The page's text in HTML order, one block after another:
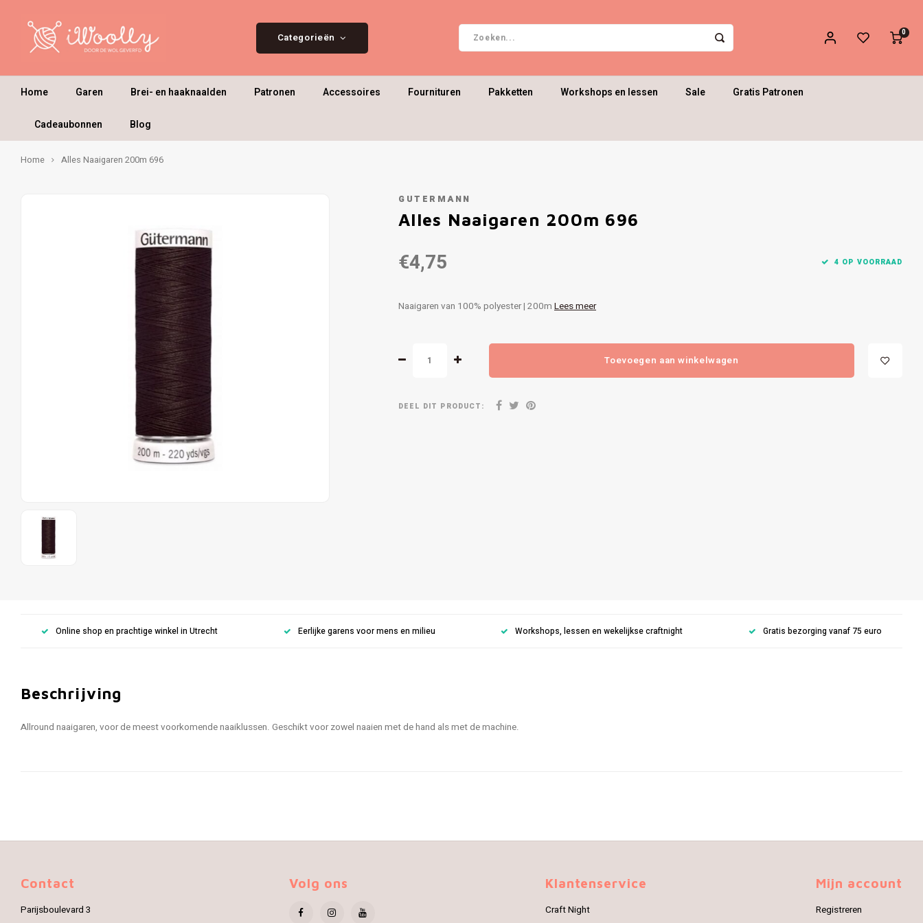
Categorieën 0
Home Garen Brei- en haaknaalden Patronen Accessoires Fournituren Pakketten Workshops en lessen Sale Gratis Patronen
Cadeaubonnen Blog
Home Alles Naaigaren 200m 696
GUTERMANN
Alles Naaigaren 200m 696
€4,75 4 OP VOORRAAD
Naaigaren van 100% polyester | 200m Lees meer
Toevoegen aan winkelwagen
DEEL DIT PRODUCT:
Online shop en prachtige winkel in Utrecht Eerlijke garens voor mens en milieu Workshops, lessen en wekelijkse craftnight Gratis bezorging vanaf 75 euro
Beschrijving
Allround naaigaren, voor de meest voorkomende naaiklussen. Geschikt voor zowel naaien met de hand als met de machine.
Contact
Parijsboulevard 3
Volg ons Klantenservice
Craft Night
Mijn account
Registreren